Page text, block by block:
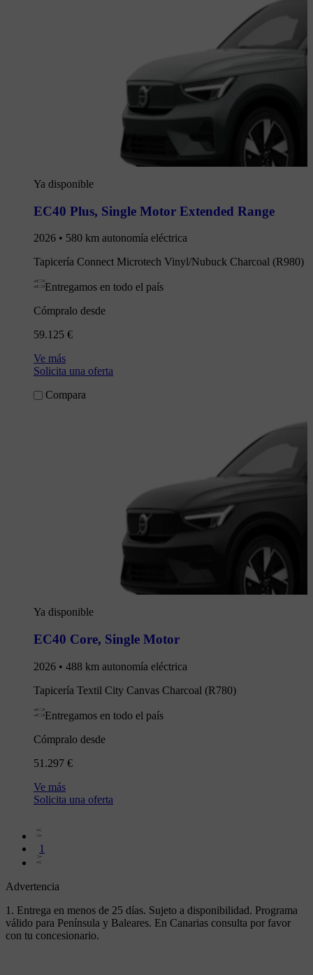
Ya disponible
EC40 Plus, Single Motor Extended Range
2026 • 580 km autonomía eléctrica
Tapicería Connect Microtech Vinyl/Nubuck Charcoal (R980)
Entregamos en todo el país
Cómpralo desde
59.125 €
Ve más
Solicita una oferta
Compara
Ya disponible
EC40 Core, Single Motor
2026 • 488 km autonomía eléctrica
Tapicería Textil City Canvas Charcoal (R780)
Entregamos en todo el país
Cómpralo desde
51.297 €
Ve más
Solicita una oferta
1
Advertencia
1. Entrega en menos de 25 días. Sujeto a disponibilidad. Programa
válido para Península y Baleares. En Canarias consulta por favor
con tu concesionario.